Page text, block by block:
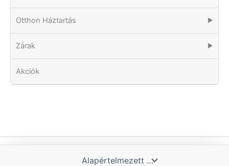
Otthon Háztartás ▶
Zárak ▶
Akciók
Copyright © 2026 Tomka Kft. | Powered by Blue Hill IT Solutions